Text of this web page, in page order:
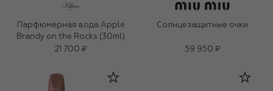
Парфюмерная вода Apple
Brandy on the Rocks (30ml)
21 700 ₽
Солнцезащитные очки
59 950 ₽